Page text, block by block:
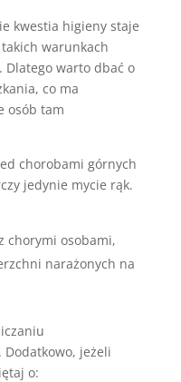
kwestia higieny staje
warunkach
Dlatego warto dbać o
co ma
osób tam
chorobami górnych
jedynie mycie rąk.
chorymi osobami,
narażonych na
jeżeli
o: